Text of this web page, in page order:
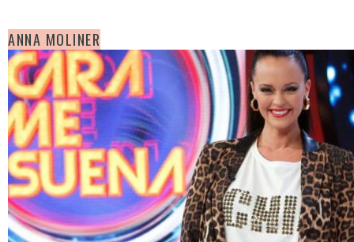
ANNA MOLINER